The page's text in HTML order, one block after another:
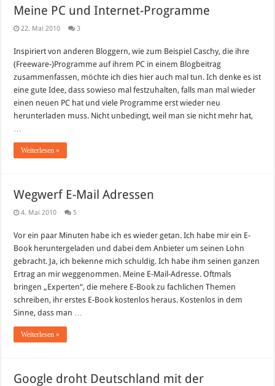
Meine PC und Internet-Programme
22. Mai 2010 3
Inspiriert von anderen Bloggern, wie zum Beispiel Caschy, die ihre
(Freeware-)Programme auf ihrem PC in einem Blogbeitrag
zusammenfassen, möchte ich dies hier auch mal tun. Ich denke es ist
eine gute Idee, dass sowieso mal festzuhalten, falls man mal wieder
einen neuen PC hat und viele Programme erst wieder neu
herunterladen muss. Nicht unbedingt, weil man sie nicht mehr hat,
Weiterlesen »
Wegwerf E-Mail Adressen
4. Mai 2010 5
Vor ein paar Minuten habe ich es wieder getan. Ich habe mir ein E-
Book heruntergeladen und dabei dem Anbieter um seinen Lohn
gebracht. Ja, ich bekenne mich schuldig. Ich habe ihm seinen ganzen
Ertrag an mir weggenommen. Meine E-Mail-Adresse. Oftmals
bringen „Experten“, die mehere E-Book zu fachlichen Themen
schreiben, ihr erstes E-Book kostenlos heraus. Kostenlos in dem
Sinne, dass man …
Weiterlesen »
Google droht Deutschland mit der